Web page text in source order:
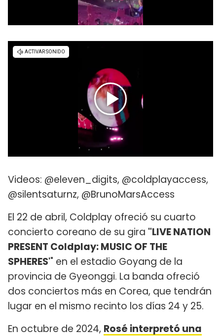
Videos: @eleven_digits, @coldplayaccess,
@silentsaturnz, @BrunoMarsAccess
El 22 de abril, Coldplay ofreció su cuarto
concierto coreano de su gira "LIVE NATION
PRESENT Coldplay: MUSIC OF THE
SPHERES'" en el estadio Goyang de la
provincia de Gyeonggi. La banda ofreció
dos conciertos más en Corea, que tendrán
lugar en el mismo recinto los días 24 y 25.
En octubre de 2024, Rosé interpretó una